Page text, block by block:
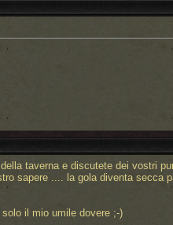
taverna e discutete dei vostri
sapere .... la gola diventa secca
il mio umile dovere ;-)